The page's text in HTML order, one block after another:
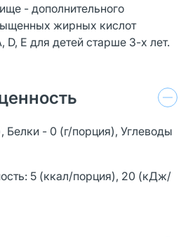
- дополнительного
жирных кислот
D, E для детей старше 3-х лет.
- 0 (г/порция), Углеводы
5 (ккал/порция), 20 (кДж/